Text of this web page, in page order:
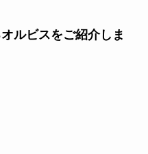
ルビスをご紹介しま